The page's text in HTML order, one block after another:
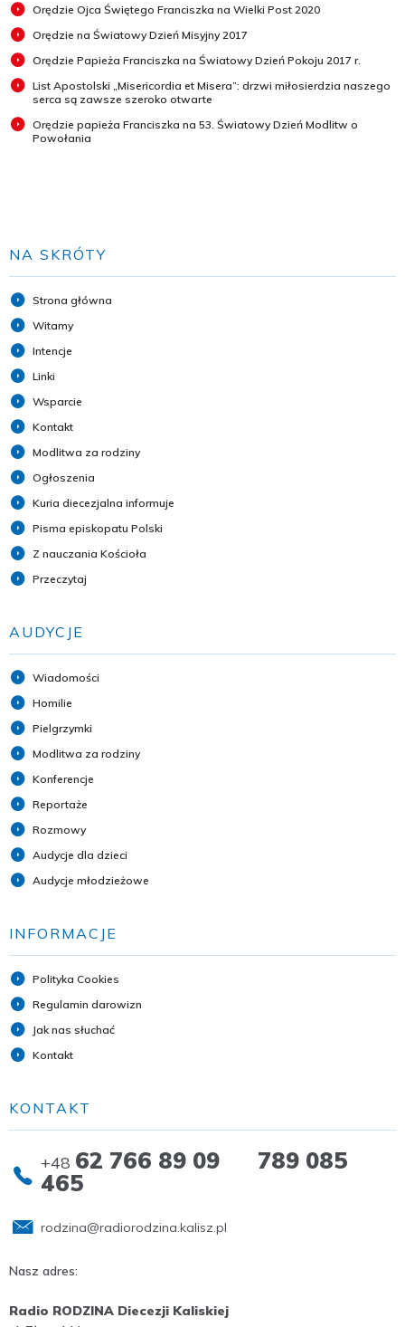
Orędzie Ojca Świętego Franciszka na Wielki Post 2020
Orędzie na Światowy Dzień Misyjny 2017
Orędzie Papieża Franciszka na Światowy Dzień Pokoju 2017 r.
List Apostolski „Misericordia et Misera”: drzwi miłosierdzia naszego
serca są zawsze szeroko otwarte
Orędzie papieża Franciszka na 53. Światowy Dzień Modlitw o
Powołania
NA SKRÓTY
Strona główna
Witamy
Intencje
Linki
Wsparcie
Kontakt
Modlitwa za rodziny
Ogłoszenia
Kuria diecezjalna informuje
Pisma episkopatu Polski
Z nauczania Kościoła
Przeczytaj
AUDYCJE
Wiadomości
Homilie
Pielgrzymki
Modlitwa za rodziny
Konferencje
Reportaże
Rozmowy
Audycje dla dzieci
Audycje młodzieżowe
INFORMACJE
Polityka Cookies
Regulamin darowizn
Jak nas słuchać
Kontakt
KONTAKT
+48 62 766 89 09 789 085
465
rodzina@radiorodzina.kalisz.pl
Nasz adres:
Radio RODZINA Diecezji Kaliskiej